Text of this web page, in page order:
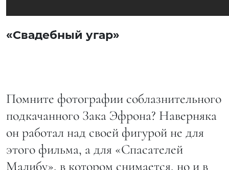
«Свадебный угар»
Помните фотографии соблазнительного
подкачанного Зака Эфрона? Наверняка
он работал над своей фигурой не для
этого фильма, а для «Спасателей
Малибу», в котором снимается, но и в